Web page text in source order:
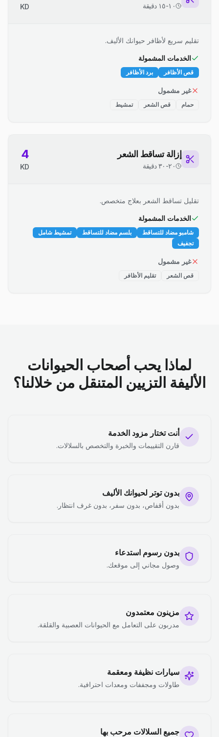
١٠-١٥ دقيقة KD
تقليم سريع لأظافر حيوانك الأليف.
الخدمات المشمولة
قص الأظافر برد الأظافر
غير مشمول
حمام قص الشعر تمشيط
إزالة تساقط الشعر
٢٠-٣٠ دقيقة
4
KD
تقليل تساقط الشعر بعلاج متخصص.
الخدمات المشمولة
شامبو مضاد للتساقط بلسم مضاد للتساقط
تمشيط شامل
تجفيف
غير مشمول
قص الشعر تقليم الأظافر
لماذا يحب أصحاب الحيوانات
الأليفة التزيين المتنقل من خلالنا؟
أنت تختار مزود الخدمة
قارن التقييمات والخبرة والتخصص بالسلالات.
بدون توتر لحيوانك الأليف
بدون أقفاص، بدون سفر، بدون غرف انتظار.
بدون رسوم استدعاء
وصول مجاني إلى موقعك.
مزينون معتمدون
مدربون على التعامل مع الحيوانات العصبية والقلقة.
سيارات نظيفة ومعقمة
طاولات ومجففات ومعدات احترافية.
جميع السلالات مرحب بها